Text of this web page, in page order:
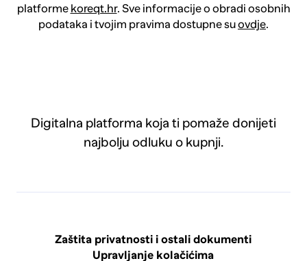
platforme koreqt.hr. Sve informacije o obradi osobnih
podataka i tvojim pravima dostupne suovdje.
Digitalna platforma koja ti pomaže donijeti
najbolju odluku o kupnji.
Zaštita privatnosti i ostali dokumenti
Upravljanje kolačićima